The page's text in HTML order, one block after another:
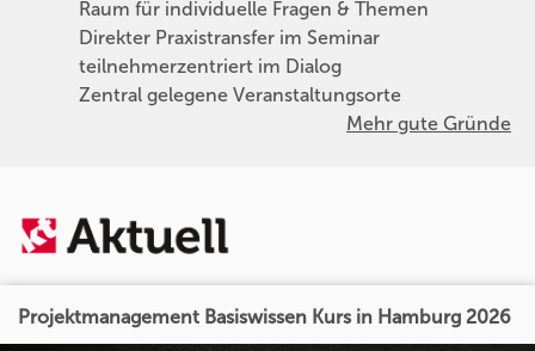
Raum für individuelle Fragen & Themen
Direkter Praxistransfer im Seminar
teilnehmerzentriert im Dialog
Zentral gelegene Veranstaltungsorte
Mehr gute Gründe
Projektmanagement Basiswissen Kurs in Hamburg 2026